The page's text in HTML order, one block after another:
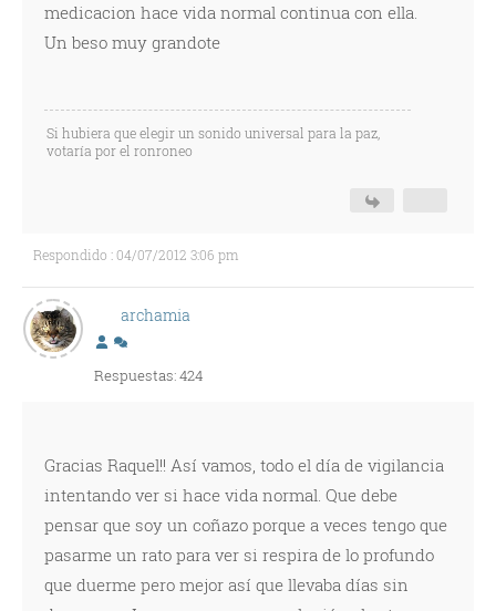
medicacion hace vida normal continua con ella.
Un beso muy grandote
Si hubiera que elegir un sonido universal para la paz,
votaría por el ronroneo
Respondido : 04/07/2012 3:06 pm
archamia
Respuestas: 424
Gracias Raquel!! Así vamos, todo el día de vigilancia
intentando ver si hace vida normal. Que debe
pensar que soy un coñazo porque a veces tengo que
pasarme un rato para ver si respira de lo profundo
que duerme pero mejor así que llevaba días sin